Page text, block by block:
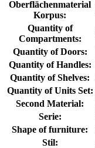
Oberflächenmaterial
Korpus:
Quantity of
Compartments:
Quantity of Doors:
Quantity of Handles:
Quantity of Shelves:
Quantity of Units Set:
Second Material:
Serie:
Shape of furniture:
Stil: